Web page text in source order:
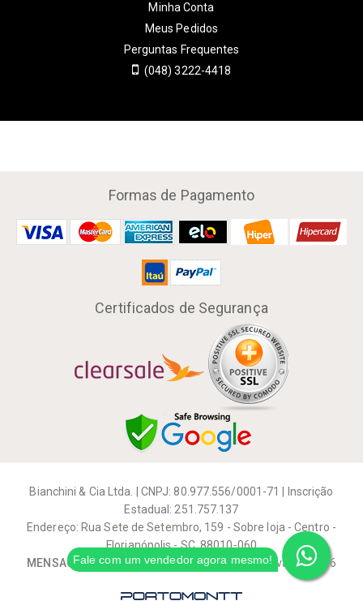
Minha Conta
Meus Pedidos
Perguntas Frequentes
(048) 3222-4418
Formas de Pagamento
Certificados de Segurança
Bianchini & Cia Ltda. | CNPJ: 80.977.556/0001-71 | Inscrição
Estadual: 251.757.137
Endereço: Rua Sete de Setembro, 159 - Sobre loja - Centro -
Florianópolis - SC, 88010-060
MENSAGEIRO MUSICAL| Todos os direitos reservados 2026
Fale com um vendedor agora mesmo!